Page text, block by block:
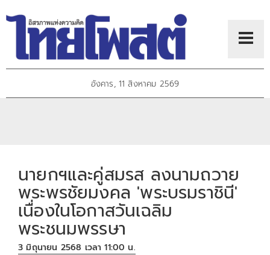
อังคาร, 11 สิงหาคม 2569
นายกฯและคู่สมรส ลงนามถวาย
พระพรชัยมงคล 'พระบรมราชินี'
เนื่องในโอกาสวันเฉลิม
พระชนมพรรษา
3 มิถุนายน 2568 เวลา 11:00 น.